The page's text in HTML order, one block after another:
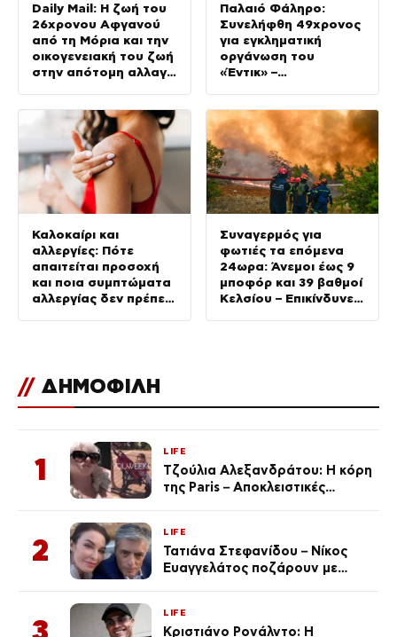
Daily Mail: Η ζωή του
26χρονου Αφγανού
από τη Μόρια και την
οικογενειακή του ζωή
στην απότομη αλλαγή
Παλαιό Φάληρο:
Συνελήφθη 49χρονος
για εγκληματική
οργάνωση του
«Έντικ» –
ξυλοδαρμούς
επιχειρηματιών
Καλοκαίρι και
αλλεργίες: Πότε
απαιτείται προσοχή
και ποια συμπτώματα
αλλεργίας δεν πρέπει
Συναγερμός για
φωτιές τα επόμενα
24ωρα: Άνεμοι έως 9
μποφόρ και 39 βαθμοί
Κελσίου – Επικίνδυνες
// ΔΗΜΟΦΙΛΗ
1
LIFE
Τζούλια Αλεξανδράτου: Η κόρη
της Paris – Αποκλειστικές
2
LIFE
Τατιάνα Στεφανίδου – Νίκος
Ευαγγελάτος ποζάρουν με
LIFE
Κριστιάνο Ρονάλντο: Η